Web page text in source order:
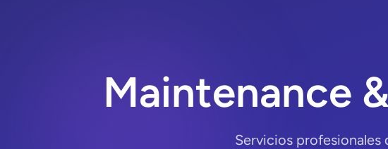
Maintenance
Servicios profesionales